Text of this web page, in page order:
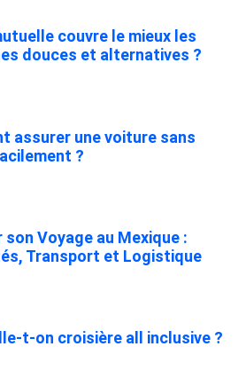
couvre le mieux les
douces et alternatives ?
assurer une voiture sans
?
son Voyage au Mexique :
Transport et Logistique
t-on croisière all inclusive ?